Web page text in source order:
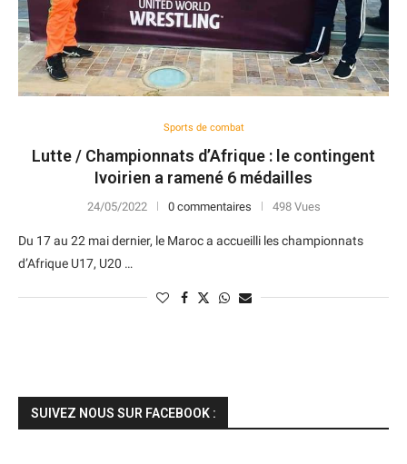
Sports de combat
Lutte / Championnats d’Afrique : le contingent
Ivoirien a ramené 6 médailles
24/05/2022 0 commentaires 498 Vues
Du 17 au 22 mai dernier, le Maroc a accueilli les championnats
d’Afrique U17, U20 …
SUIVEZ NOUS SUR FACEBOOK :